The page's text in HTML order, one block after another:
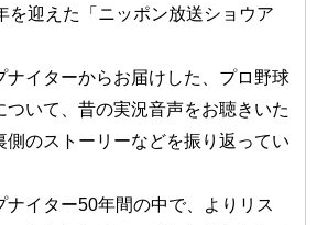
を迎えた「ニッポン放送ショウア
ナイターからお届けした、プロ野球
ついて、昔の実況音声をお聴きいた
側のストーリーなどを振り返ってい
ナイター50年間の中で、よりリス